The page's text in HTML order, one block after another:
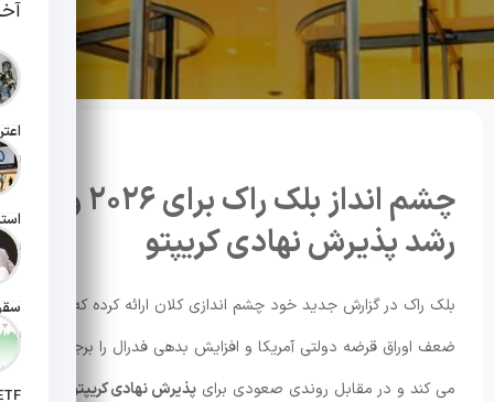
تاریخ
تاریخ
تاریخ
چشم انداز بلک راک برای ۲۰۲۶ و
رشد پذیرش نهادی کریپتو
بلک راک در گزارش جدید خود چشم اندازی کلان ارائه کرده که
ضعف اوراق قرضه دولتی آمریکا و افزایش بدهی فدرال را برجسته
می کند و در مقابل روندی صعودی برای پذیرش نهادی کریپتو